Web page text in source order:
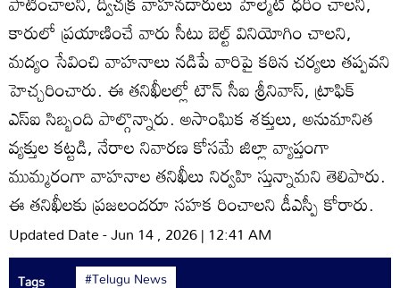
కారులో ప్రయాణించే వారు సీటు బెల్ట్‌ వినియోగిం చాలని,
మద్యం సేవించి వాహనాలు నడిపే వారిపై కఠిన చర్యలు తప్పవని
హెచ్చరించారు. ఈ తనిఖీలల్లో టౌన్‌ సీఐ శ్రీనివాస్‌, ట్రాఫిక్‌
ఎస్‌ఐ సిబ్బంది పాల్గొన్నారు. అసాంఘిక శక్తులు, అనుమానిత
వ్యక్తుల కట్టడి, నేరాల నివారణ కోసమే జిల్లా వ్యాప్తంగా
ముమ్మరంగా వాహనాల తనిఖీలు నిర్వహి స్తున్నామని తెలిపారు.
ఈ తనిఖీలకు ప్రజలందరూ సహక రించాలని డీఎస్పీ కోరారు.
Updated Date - Jun 14 , 2026 | 12:41 AM
Tags #Telugu News